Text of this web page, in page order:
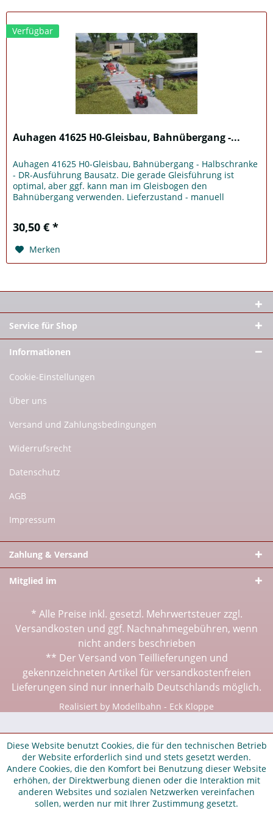
Verfügbar
Auhagen 41625 H0-Gleisbau, Bahnübergang -...
Auhagen 41625 H0-Gleisbau, Bahnübergang - Halbschranke
- DR-Ausführung Bausatz. Die gerade Gleisführung ist
optimal, aber ggf. kann man im Gleisbogen den
Bahnübergang verwenden. Lieferzustand - manuell
30,50 € *
Merken
Service für Shop
Informationen
Cookie-Einstellungen
Über uns
Versand und Zahlungsbedingungen
Widerrufsrecht
Datenschutz
AGB
Impressum
Zahlung & Versand
Mitglied im
* Alle Preise inkl. gesetzl. Mehrwertsteuer zzgl.
Versandkosten und ggf. Nachnahmegebühren, wenn
nicht anders beschrieben
** Der Versand von Teillieferungen und
gekennzeichneten Artikel für versandkostenfreien
Lieferungen sind nur innerhalb Deutschlands möglich.
Realisiert by Modellbahn - Eck Kloppe
Diese Website benutzt Cookies, die für den technischen Betrieb
der Website erforderlich sind und stets gesetzt werden.
Andere Cookies, die den Komfort bei Benutzung dieser Website
erhöhen, der Direktwerbung dienen oder die Interaktion mit
anderen Websites und sozialen Netzwerken vereinfachen
sollen, werden nur mit Ihrer Zustimmung gesetzt.